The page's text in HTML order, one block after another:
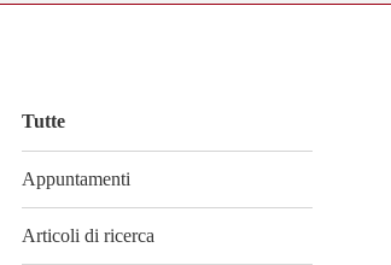
Tutte
Appuntamenti
Articoli di ricerca